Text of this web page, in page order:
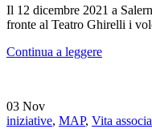
Il 12 dicembre 2021 a
fronte al Teatro Ghirelli i
Continua a leggere
03 Nov
iniziative, MAP, Vita